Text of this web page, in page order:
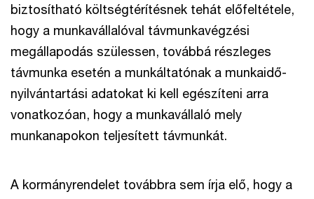
biztosítható költségtérítésnek tehát előfeltétele,
hogy a munkavállalóval távmunkavégzési
megállapodás szülessen, továbbá részleges
távmunka esetén a munkáltatónak a munkaidő-
nyilvántartási adatokat ki kell egészíteni arra
vonatkozóan, hogy a munkavállaló mely
munkanapokon teljesített távmunkát.
A kormányrendelet továbbra sem írja elő, hogy a